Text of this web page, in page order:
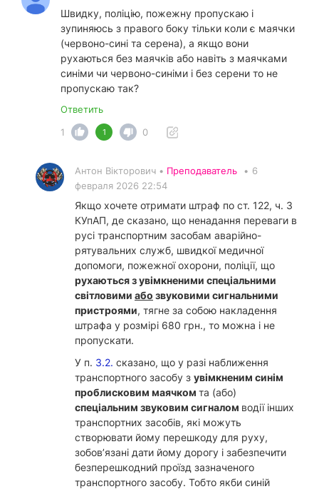
Швидку, поліцію, пожежну пропускаю і
зупиняюсь з правого боку тільки коли є маячки
(червоно-сині та серена), а якщо вони
рухаються без маячків або навіть з маячками
синіми чи червоно-синіми і без серени то не
пропускаю так?
Ответить
1
1 0
Антон Вікторович • Преподаватель • 6
февраля 2026 22:54
Якщо хочете отримати штраф по ст. 122, ч. 3
КУпАП, де сказано, що ненадання переваги в
русі транспортним засобам аварійно-
рятувальних служб, швидкої медичної
допомоги, пожежної охорони, поліції, що
рухаються з увімкненими спеціальними
світловими або звуковими сигнальними
пристроями, тягне за собою накладення
штрафа у розмірі 680 грн., то можна і не
пропускати.
У п. 3.2. сказано, що у разі наближення
транспортного засобу з увімкненим синім
проблисковим маячком та (або)
спеціальним звуковим сигналом водії інших
транспортних засобів, які можуть
створювати йому перешкоду для руху,
зобов’язані дати йому дорогу і забезпечити
безперешкодний проїзд зазначеного
транспортного засобу. Тобто якби синій